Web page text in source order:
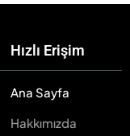
Hızlı Erişim
Ana Sayfa
Hakkımızda